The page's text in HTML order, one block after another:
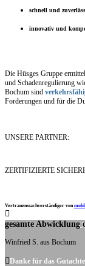
schnell und
innovativ und
Die Hüsges Gruppe
und Schadenregulierung
Bochum sind
Forderungen und für die
UNSERE PARTNER:
ZERTIFIZIERTE
Vertrauenssachverständiger von
gesamte Abwicklung
Winfried S. aus Bochum
Danke für das